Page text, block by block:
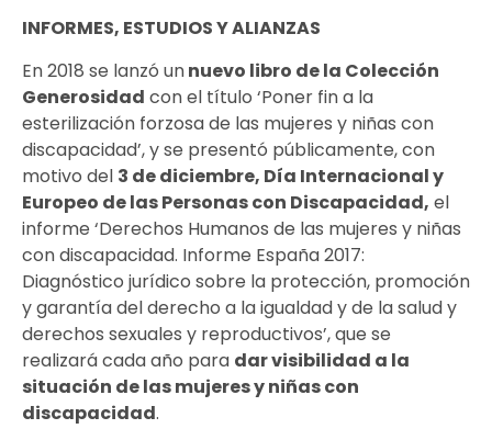
INFORMES, ESTUDIOS Y ALIANZAS
En 2018 se lanzó unnuevo libro de la Colección
Generosidad con el título ‘Poner fin a la
esterilización forzosa de las mujeres y niñas con
discapacidad’, y se presentó públicamente, con
motivo del 3 de diciembre, Día Internacional y
Europeo de las Personas con Discapacidad, el
informe ‘Derechos Humanos de las mujeres y niñas
con discapacidad. Informe España 2017:
Diagnóstico jurídico sobre la protección, promoción
y garantía del derecho a la igualdad y de la salud y
derechos sexuales y reproductivos’, que se
realizará cada año para dar visibilidad a la
situación de las mujeres y niñas con
discapacidad.